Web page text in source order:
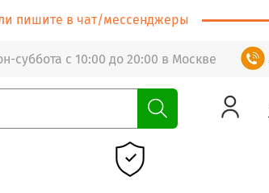
пишите в чат/мессенджеры
суббота с 10:00 до 20:00 в Москве